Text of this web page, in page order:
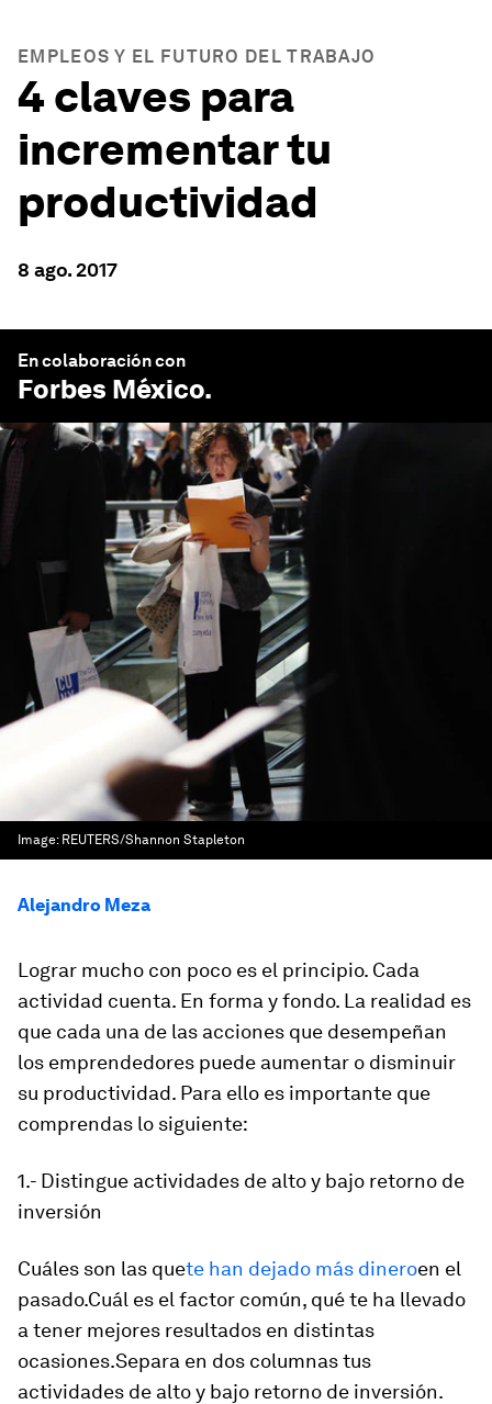
EMPLEOS Y EL FUTURO DEL TRABAJO
4 claves para
incrementar tu
productividad
8 ago. 2017
En colaboración con
Forbes México.
Image: REUTERS/Shannon Stapleton
Alejandro Meza
Lograr mucho con poco es el principio. Cada
actividad cuenta. En forma y fondo. La realidad es
que cada una de las acciones que desempeñan
los emprendedores puede aumentar o disminuir
su productividad. Para ello es importante que
comprendas lo siguiente:
1.- Distingue actividades de alto y bajo retorno de
inversión
Cuáles son las quete han dejado más dineroen el
pasado.Cuál es el factor común, qué te ha llevado
a tener mejores resultados en distintas
ocasiones.Separa en dos columnas tus
actividades de alto y bajo retorno de inversión.